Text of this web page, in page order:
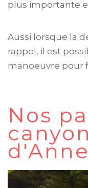
plus importante
Aussi lorsque la
rappel, il est
manoeuvre pour
Nos